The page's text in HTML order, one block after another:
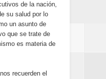
de la nación,
su salud por lo
un asunto de
que se trate de
es materia de
recuerden el